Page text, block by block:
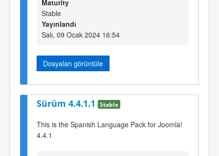
Maturity
Stable
Yayınlandı
Salı, 09 Ocak 2024 16:54
Dosyaları görüntüle
Sürüm 4.4.1.1 Stable
This is the Spanish Language Pack for Joomla!
4.4.1